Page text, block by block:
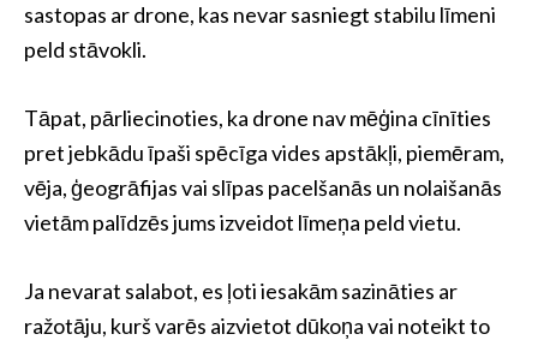
sastopas ar drone, kas nevar sasniegt stabilu līmeni
peld stāvokli.
Tāpat, pārliecinoties, ka drone nav mēģina cīnīties
pret jebkādu īpaši spēcīga vides apstākļi, piemēram,
vēja, ģeogrāfijas vai slīpas pacelšanās un nolaišanās
vietām palīdzēs jums izveidot līmeņa peld vietu.
Ja nevarat salabot, es ļoti iesakām sazināties ar
ražotāju, kurš varēs aizvietot dūkoņa vai noteikt to